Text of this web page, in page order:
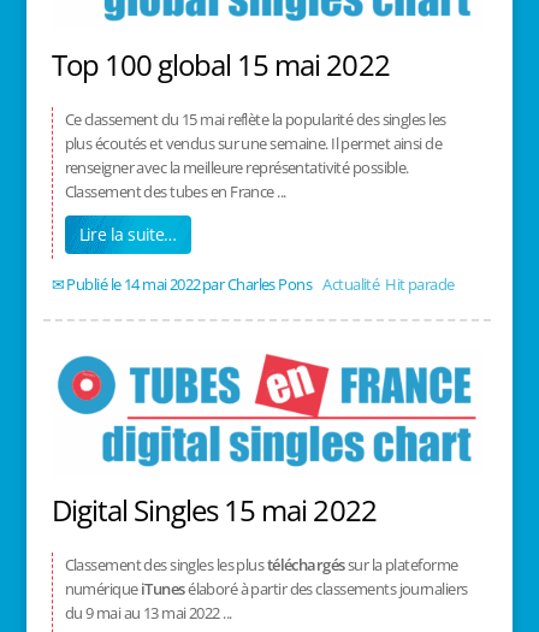
Top 100 global 15 mai 2022
Ce classement du 15 mai reflète la popularité des singles les
plus écoutés et vendus sur une semaine. Il permet ainsi de
renseigner avec la meilleure représentativité possible.
Classement des tubes en France ...
Lire la suite…
14 mai 2022/ Charles Pons/Actualité, Hit parade
Digital Singles 15 mai 2022
Classement des singles les plustéléchargéssur la plateforme
numériqueiTunesélaboré à partir des classements journaliers
du 9 mai au 13 mai 2022 ...